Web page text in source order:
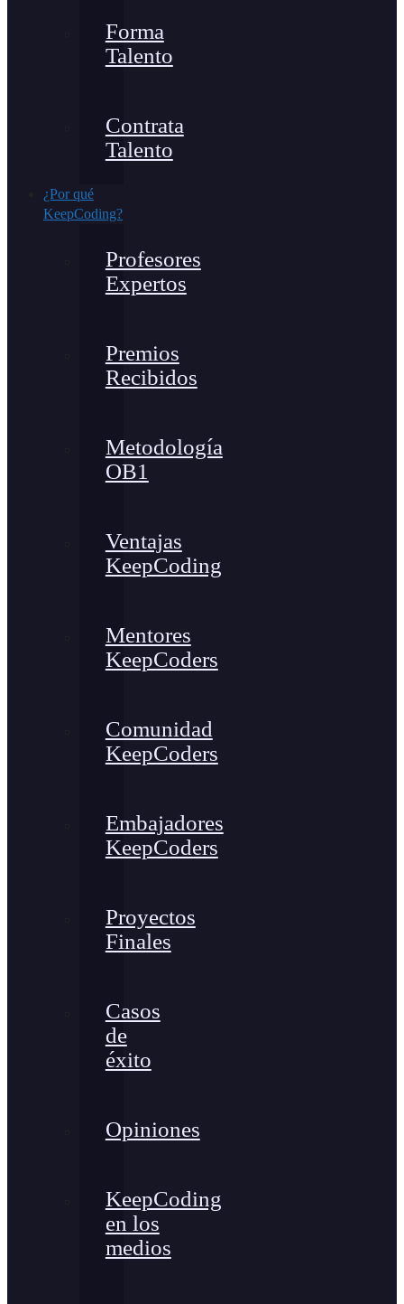
Forma
Talento
Contrata
Talento
¿Por qué
KeepCoding?
Profesores
Expertos
Premios
Recibidos
Metodología
OB1
Ventajas
KeepCoding
Mentores
KeepCoders
Comunidad
KeepCoders
Embajadores
KeepCoders
Proyectos
Finales
Casos
de
éxito
Opiniones
KeepCoding
en los
medios